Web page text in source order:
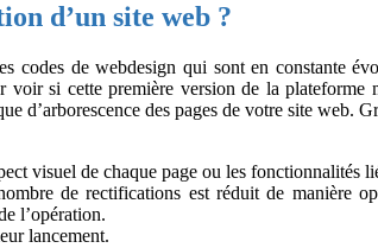
d’un site web ?
codes de webdesign qui sont en constante
voir si cette première version de la
d’arborescence des pages de votre site
visuel de chaque page ou les fonctionnalités
de rectifications est réduit de manière
l’opération.
lancement.